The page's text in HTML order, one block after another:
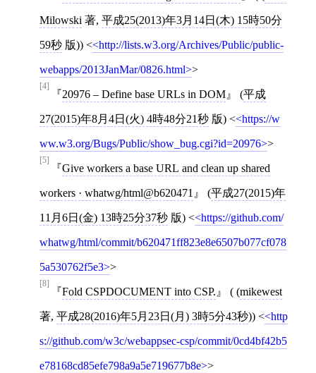
Milowski 著, 平成25(2013)年3月14日(木) 15時50分
59秒 版)) < http://lists.w3.org/Archives/Public/public-
webapps/2013JanMar/0826.html >
[4]
20976 – Define base URLs in DOM (平成
27(2015)年8月4日(火) 4時48分21秒 版) < https://w
ww.w3.org/Bugs/Public/show_bug.cgi?id=20976 >
[5]
Give workers a base URL and clean up shared
workers · whatwg/html@b620471 (平成27(2015)年
11月6日(金) 13時25分37秒 版) < https://github.com/
whatwg/html/commit/b620471ff823e8e6507b077cf078
5a530762f5e3 >
[8]
Fold CSPDOCUMENT into CSP. ( (mikewest
著, 平成28(2016)年5月23日(月) 3時5分43秒)) < http
s://github.com/w3c/webappsec-csp/commit/0cd4bf42b5
e78168cd85efe798a9a5e719677b8e >